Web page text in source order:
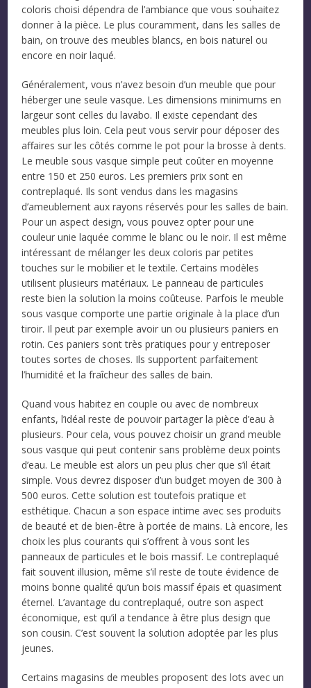
coloris choisi dépendra de l’ambiance que vous souhaitez
donner à la pièce. Le plus couramment, dans les salles de
bain, on trouve des meubles blancs, en bois naturel ou
encore en noir laqué.
Généralement, vous n’avez besoin d’un meuble que pour
héberger une seule vasque. Les dimensions minimums en
largeur sont celles du lavabo. Il existe cependant des
meubles plus loin. Cela peut vous servir pour déposer des
affaires sur les côtés comme le pot pour la brosse à dents.
Le meuble sous vasque simple peut coûter en moyenne
entre 150 et 250 euros. Les premiers prix sont en
contreplaqué. Ils sont vendus dans les magasins
d’ameublement aux rayons réservés pour les salles de bain.
Pour un aspect design, vous pouvez opter pour une
couleur unie laquée comme le blanc ou le noir. Il est même
intéressant de mélanger les deux coloris par petites
touches sur le mobilier et le textile. Certains modèles
utilisent plusieurs matériaux. Le panneau de particules
reste bien la solution la moins coûteuse. Parfois le meuble
sous vasque comporte une partie originale à la place d’un
tiroir. Il peut par exemple avoir un ou plusieurs paniers en
rotin. Ces paniers sont très pratiques pour y entreposer
toutes sortes de choses. Ils supportent parfaitement
l’humidité et la fraîcheur des salles de bain.
Quand vous habitez en couple ou avec de nombreux
enfants, l’idéal reste de pouvoir partager la pièce d’eau à
plusieurs. Pour cela, vous pouvez choisir un grand meuble
sous vasque qui peut contenir sans problème deux points
d’eau. Le meuble est alors un peu plus cher que s’il était
simple. Vous devrez disposer d’un budget moyen de 300 à
500 euros. Cette solution est toutefois pratique et
esthétique. Chacun a son espace intime avec ses produits
de beauté et de bien-être à portée de mains. Là encore, les
choix les plus courants qui s’offrent à vous sont les
panneaux de particules et le bois massif. Le contreplaqué
fait souvent illusion, même s’il reste de toute évidence de
moins bonne qualité qu’un bois massif épais et quasiment
éternel. L’avantage du contreplaqué, outre son aspect
économique, est qu’il a tendance à être plus design que
son cousin. C’est souvent la solution adoptée par les plus
jeunes.
Certains magasins de meubles proposent des lots avec un